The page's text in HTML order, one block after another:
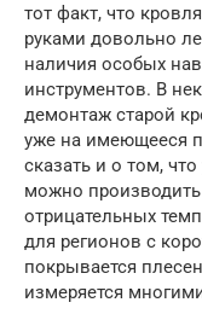
тот факт, что
руками довольно
наличия особых
инструментов. В
демонтаж старой
уже на имеющееся
сказать и о том,
можно
отрицательных
для регионов с
покрывается
измеряется